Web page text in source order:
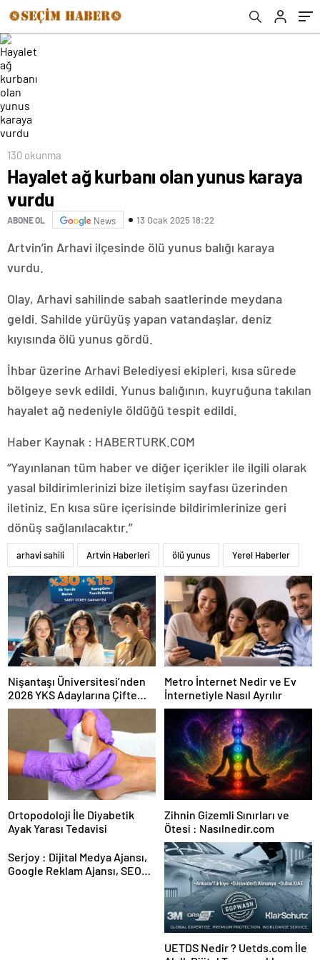
130 okunma
Hayalet ağ kurbanı olan yunus karaya
vurdu
ABONE OL News 13 Ocak 2025 18:22
Artvin’in Arhavi ilçesinde ölü yunus balığı karaya
vurdu.
Olay, Arhavi sahilinde sabah saatlerinde meydana
geldi. Sahilde yürüyüş yapan vatandaşlar, deniz
kıyısında ölü yunus gördü.
İhbar üzerine Arhavi Belediyesi ekipleri, kısa sürede
bölgeye sevk edildi. Yunus balığının, kuyruğuna takılan
hayalet ağ nedeniyle öldüğü tespit edildi.
Haber Kaynak : HABERTURK.COM
“Yayınlanan tüm haber ve diğer içerikler ile ilgili olarak
yasal bildirimlerinizi bize iletişim sayfası üzerinden
iletiniz. En kısa süre içerisinde bildirimlerinize geri
dönüş sağlanılacaktır.”
arhavi sahili Artvin Haberleri ölü yunus Yerel Haberler
Nişantaşı Üniversitesi’nden
2026 YKS Adaylarına Çifte
Güvence: Sabit Ücret ve
Kesintisiz Burs
Metro İnternet Nedir ve Ev
İnternetiyle Nasıl Ayrılır
Ortopodoloji İle Diyabetik
Ayak Yarası Tedavisi
Zihnin Gizemli Sınırları ve
Ötesi : Nasılnedir.com
Serjoy : Dijital Medya Ajansı,
Google Reklam Ajansı, SEO
UETDS Nedir ? Uetds.com İle